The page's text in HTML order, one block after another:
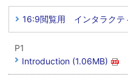
16:9閲覧用 インタラクテ
P1
Introduction (1.06MB)